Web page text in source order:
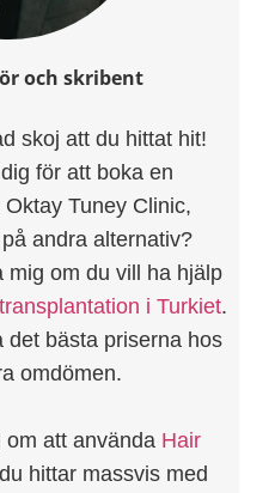
och skribent
skoj att du hittat hit!
för att boka en
Tuney Clinic,
andra alternativ?
mig om du vill ha hjälp
i Turkiet.
det bästa priserna hos
omdömen.
att använda Hair
hittar massvis med